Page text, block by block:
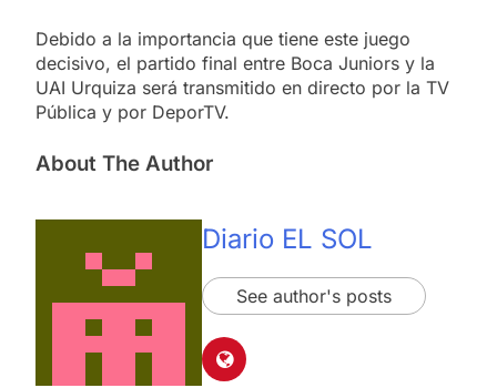
Debido a la importancia que tiene este juego
decisivo, el partido final entre Boca Juniors y la
UAI Urquiza será transmitido en directo por la TV
Pública y por DeporTV.
About The Author
Diario EL SOL
See author's posts